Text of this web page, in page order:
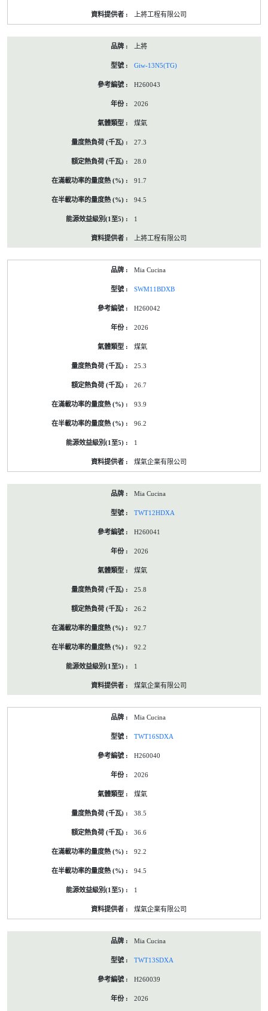
上將工程有限公司
上將
Giw-13N5(TG)
H260043
2026
煤氣
27.3
28.0
91.7
94.5
1
上將工程有限公司
Mia Cucina
SWM11BDXB
H260042
2026
煤氣
25.3
26.7
93.9
96.2
1
煤氣企業有限公司
Mia Cucina
TWT12HDXA
H260041
2026
煤氣
25.8
26.2
92.7
92.2
1
煤氣企業有限公司
Mia Cucina
TWT16SDXA
H260040
2026
煤氣
38.5
36.6
92.2
94.5
1
煤氣企業有限公司
Mia Cucina
TWT13SDXA
H260039
2026